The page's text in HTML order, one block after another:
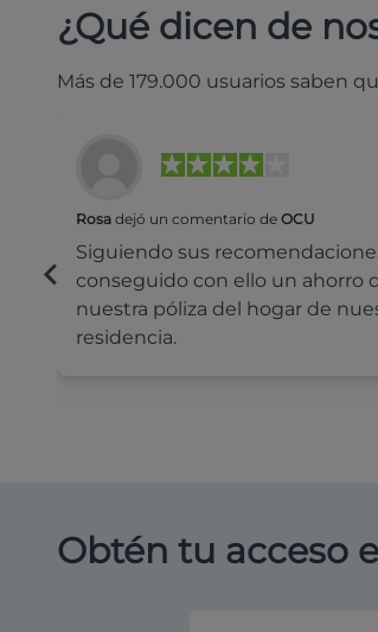
¿Qué dicen de
Más de 179.000 usuarios saben
Rosa dejó un comentario de OCU
Siguiendo sus
conseguido con ello un ahorro
nuestra póliza del hogar de
residencia.
Obtén tu acceso